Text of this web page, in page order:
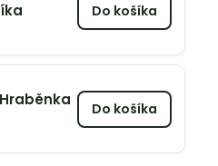
Do košíka
Do košíka